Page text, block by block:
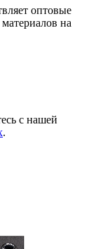
оптовые
на
с нашей
.